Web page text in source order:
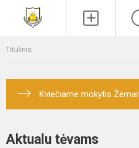
Titulinis
Kviečiame mokytis
Aktualu tėvams